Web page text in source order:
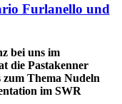
Furlanello und
bei uns im
die Pastakenner
Thema Nudeln
im SWR